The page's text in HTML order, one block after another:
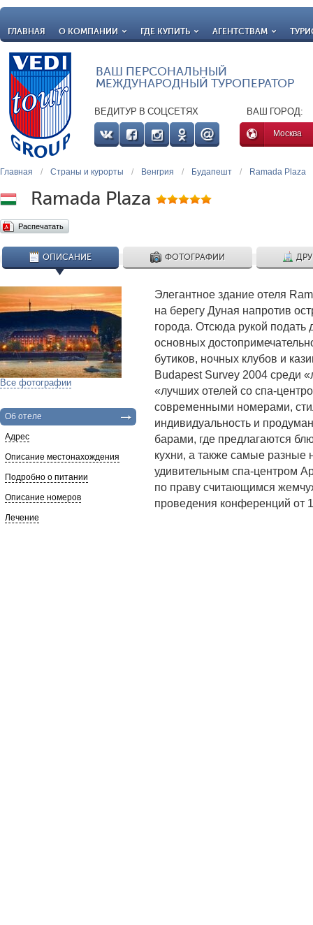
ГЛАВНАЯ О КОМПАНИИ ГДЕ КУПИТЬ АГЕНТСТВАМ
ВАШ ПЕРСОНАЛЬНЫЙ
МЕЖДУНАРОДНЫЙ ТУРОПЕРАТОР
ВЕДИТУР В СОЦСЕТЯХ ВАШ ГОРОД:
Москва
Главная / Страны и курорты / Венгрия / Будапешт / Ramada Plaza
Ramada Plaza
Распечатать
ОПИСАНИЕ ФОТОГРАФИИ
Все фотографии
Об отеле
Адрес
Описание местонахождения
Подробно о питании
Описание номеров
Лечение
Элегантное здание отеля
на берегу Дуная напротив
города. Отсюда рукой подать
основных
бутиков, ночных клубов и
Budapest Survey 2004 среди
«лучших отелей со спа-
современными номерами,
индивидуальность и
барами, где предлагаются
кухни, а также самые разные
удивительным спа-центром
по праву считающимся
проведения конференций от